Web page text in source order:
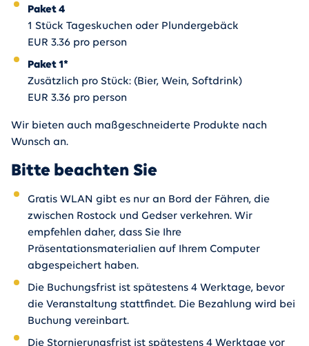
Paket 4
1 Stück Tageskuchen oder Plundergebäck
EUR 3.36 pro person
Paket 1*
Zusätzlich pro Stück: (Bier, Wein, Softdrink)
EUR 3.36 pro person
Wir bieten auch maßgeschneiderte Produkte nach
Wunsch an.
Bitte beachten Sie
Gratis WLAN gibt es nur an Bord der Fähren, die
zwischen Rostock und Gedser verkehren. Wir
empfehlen daher, dass Sie Ihre
Präsentationsmaterialien auf Ihrem Computer
abgespeichert haben.
Die Buchungsfrist ist spätestens 4 Werktage, bevor
die Veranstaltung stattfindet. Die Bezahlung wird bei
Buchung vereinbart.
Die Stornierungsfrist ist spätestens 4 Werktage vor